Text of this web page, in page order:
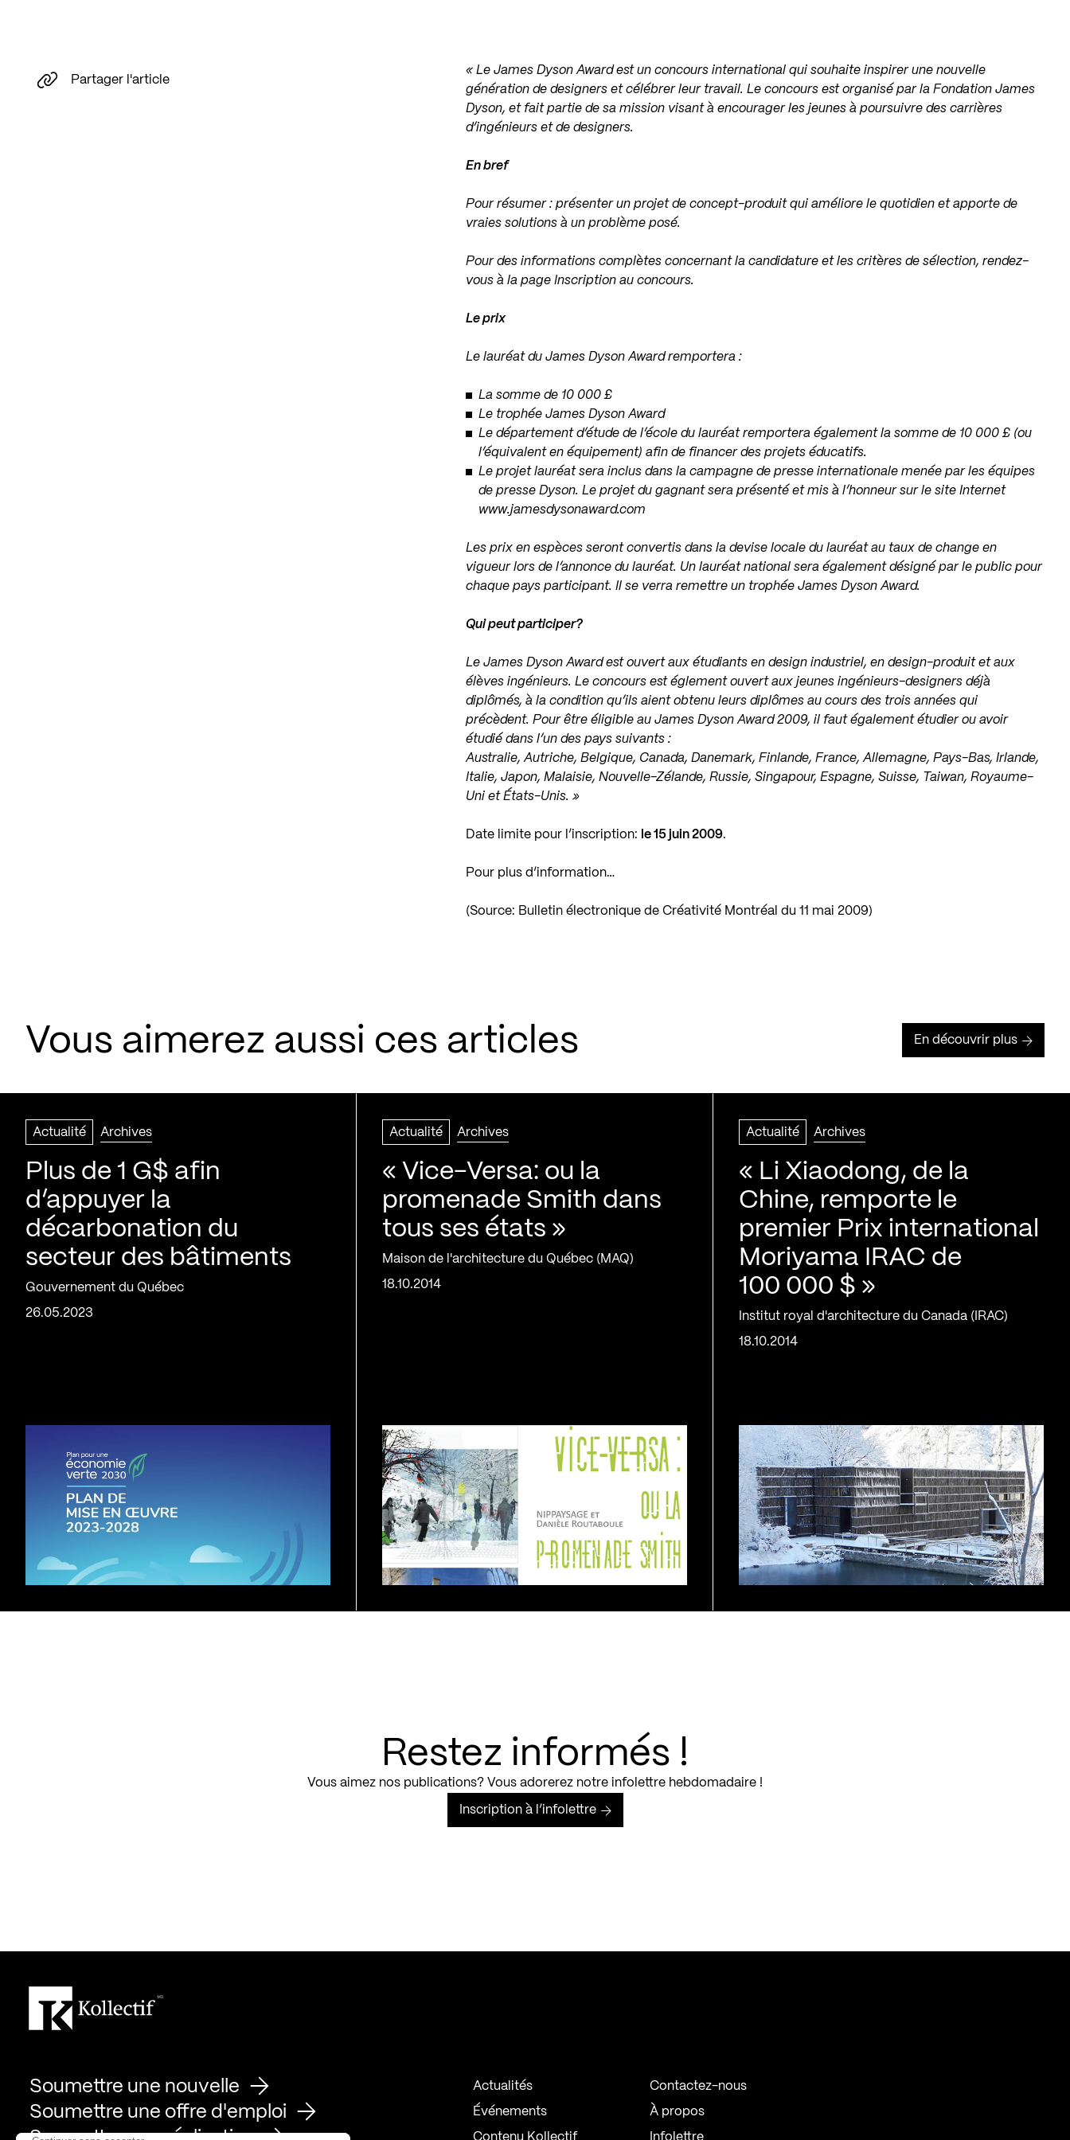
« Le James Dyson Award est un concours international qui souhaite inspirer une nouvelle
génération de designers et célébrer leur travail. Le concours est organisé par la Fondation James
Dyson, et fait partie de sa mission visant à encourager les jeunes à poursuivre des carrières
d’ingénieurs et de designers.
En bref
Pour résumer : présenter un projet de concept-produit qui améliore le quotidien et apporte de
vraies solutions à un problème posé.
Pour des informations complètes concernant la candidature et les critères de sélection, rendez-
vous à la page Inscription au concours.
Le prix
Le lauréat du James Dyson Award remportera :
La somme de 10 000 £
Le trophée James Dyson Award
Le département d’étude de l’école du lauréat remportera également la somme de 10 000 £ (ou
l’équivalent en équipement) afin de financer des projets éducatifs.
Le projet lauréat sera inclus dans la campagne de presse internationale menée par les équipes
de presse Dyson. Le projet du gagnant sera présenté et mis à l’honneur sur le site Internet
www.jamesdysonaward.com
Les prix en espèces seront convertis dans la devise locale du lauréat au taux de change en
vigueur lors de l’annonce du lauréat. Un lauréat national sera également désigné par le public pour
chaque pays participant. Il se verra remettre un trophée James Dyson Award.
Qui peut participer?
Le James Dyson Award est ouvert aux étudiants en design industriel, en design-produit et aux
élèves ingénieurs. Le concours est églement ouvert aux jeunes ingénieurs-designers déjà
diplômés, à la condition qu’ils aient obtenu leurs diplômes au cours des trois années qui
précèdent. Pour être éligible au James Dyson Award 2009, il faut également étudier ou avoir
étudié dans l’un des pays suivants :
Australie, Autriche, Belgique, Canada, Danemark, Finlande, France, Allemagne, Pays-Bas, Irlande,
Italie, Japon, Malaisie, Nouvelle-Zélande, Russie, Singapour, Espagne, Suisse, Taiwan, Royaume-
Uni et États-Unis. »
Date limite pour l’inscription: le 15 juin 2009.
Pour plus d’information…
(Source: Bulletin électronique de Créativité Montréal du 11 mai 2009)
Partager l'article
Vous aimerez aussi ces articles En découvrir plus
Actualité Archives
Plus de 1 G$ afin
d’appuyer la
décarbonation du
secteur des bâtiments
Gouvernement du Québec
26.05.2023
Actualité Archives
« Vice-Versa: ou la
promenade Smith dans
tous ses états »
Maison de l'architecture du Québec (MAQ)
18.10.2014
Actualité Archives
« Li Xiaodong, de la
Chine, remporte le
premier Prix international
Moriyama IRAC de
100 000 $ »
Institut royal d'architecture du Canada (IRAC)
18.10.2014
Restez informés !
Vous aimez nos publications? Vous adorerez notre infolettre hebdomadaire !
Inscription à l’infolettre
Soumettre une nouvelle
Soumettre une offre d'emploi
Actualités
Événements
Contenu Kollectif
Contactez-nous
À propos
Infolettre